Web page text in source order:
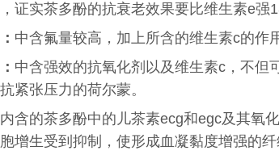
证实茶多酚的抗衰老效果要比维生素e强
中含氟量较高，加上所含的维生素c的作
中含强效的抗氧化剂以及维生素c，不但
紧张压力的荷尔蒙。
内含的茶多酚中的儿茶素ecg和egc及其氧
增生受到抑制，使形成血凝黏度增强的